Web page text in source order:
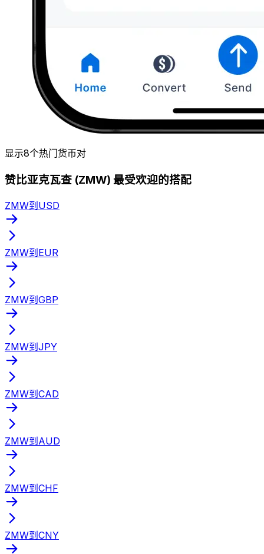
显示8个热门货币对
赞比亚克瓦查 (ZMW) 最受欢迎的搭配
ZMW到USD
ZMW到EUR
ZMW到GBP
ZMW到JPY
ZMW到CAD
ZMW到AUD
ZMW到CHF
ZMW到CNY